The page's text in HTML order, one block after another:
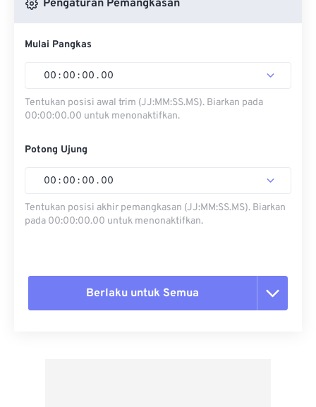
Pengaturan Pemangkasan
Mulai Pangkas
00 : 00 : 00 . 00
Tentukan posisi awal trim (JJ:MM:SS.MS). Biarkan pada
00:00:00.00 untuk menonaktifkan.
Potong Ujung
00 : 00 : 00 . 00
Tentukan posisi akhir pemangkasan (JJ:MM:SS.MS). Biarkan
pada 00:00:00.00 untuk menonaktifkan.
Berlaku untuk Semua